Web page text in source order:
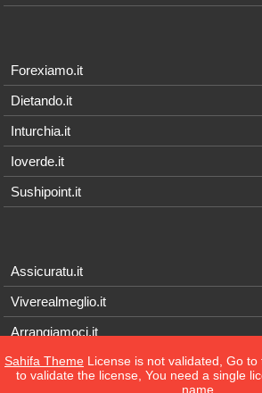
Forexiamo.it
Dietando.it
Inturchia.it
Ioverde.it
Sushipoint.it
Assicuratu.it
Viverealmeglio.it
Arrangiamoci.it
Tecnichef.it
Sahifa Theme License is not validated, Go
to validate the license, You need a single
name.